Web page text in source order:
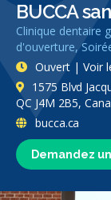
BUCCA
Clinique dentaire
d'ouverture,
Demandez
Ouvert | Voir
1575 Blvd
QC J4M 2B5,
bucca.ca